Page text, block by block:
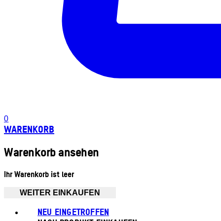
0
WARENKORB
Warenkorb ansehen
Ihr Warenkorb ist leer
WEITER EINKAUFEN
NEU EINGETROFFEN